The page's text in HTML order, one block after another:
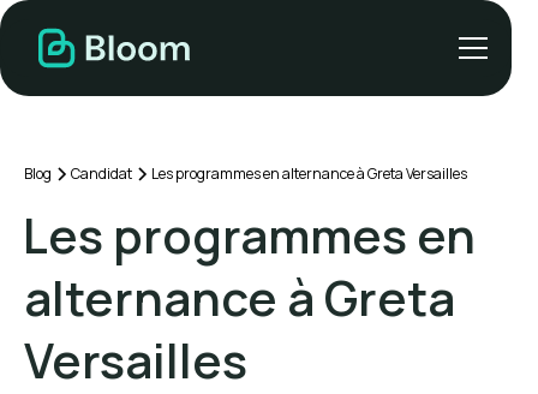
Blog Candidat Les programmes en alternance à Greta Versailles
Les programmes en
alternance à Greta
Versailles